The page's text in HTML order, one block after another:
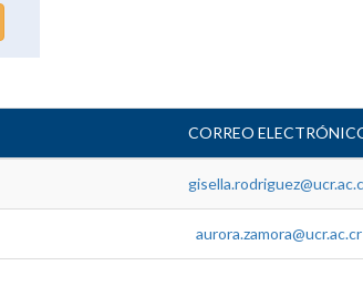
CORREO
aurora.zamora@ucr.ac.cr